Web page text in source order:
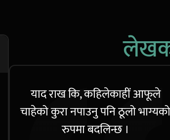
याद राख कि, कहिलेकाहीं आफूले
चाहेको कुरा नपाउनु पनि ठूलो भाग्यको
रुपमा बदलिन्छ ।